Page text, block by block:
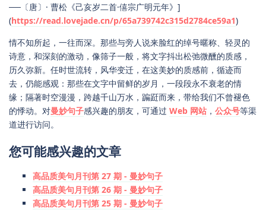
──〔唐〕· 曹松《己亥岁二首·僖宗广明元年》]
(https://read.lovejade.cn/p/65a739742c315d2784ce59a1)
情不知所起，一往而深。那些与旁人说来脸红的绰号暱称、轻灵的
诗意，和深刻的激动，像筛子一般，将文字抖出松弛微醺的质感，
历久弥新。任时世流转，风华变迁，在这美妙的质感前，循迹而
去，仍能感观：那些在文字中留鲜的岁月，一段段永不衰老的情
缘；隔著时空漫漫，跨越千山万水，蹁跹而来，带给我们不曾褪色
的悸动。对曼妙句子感兴趣的朋友，可通过 Web 网站 ， 公众号等渠
道进行访问。
您可能感兴趣的文章
高品质美句月刊第 27 期 - 曼妙句子
高品质美句月刊第 26 期 - 曼妙句子
高品质美句月刊第 25 期 - 曼妙句子